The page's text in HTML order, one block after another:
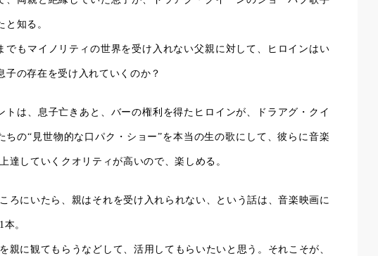
と知る。
でもマイノリティの世界を受け入れない父親に対して、ヒロインはい
子の存在を受け入れていくのか？
トは、息子亡きあと、バーの権利を得たヒロインが、ドラアグ・クイ
ちの“見世物的な口パク・ショー”を本当の生の歌にして、彼らに音楽
達していくクオリティが高いので、楽しめる。
ろにいたら、親はそれを受け入れられない、という話は、音楽映画に
。
親に観てもらうなどして、活用してもらいたいと思う。それこそが、